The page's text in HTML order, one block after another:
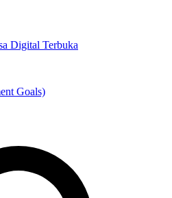
Digital Terbuka
Goals)